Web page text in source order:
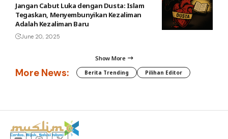
Jangan Cabut Luka dengan Dusta: Islam
Tegaskan, Menyembunyikan Kezaliman
Adalah Kezaliman Baru
June 20, 2025
Show More
More News: Berita Trending Pilihan Editor